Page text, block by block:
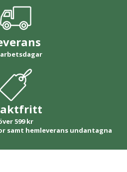
arbetsdagar
599 kr
samt hemleverans undantagna